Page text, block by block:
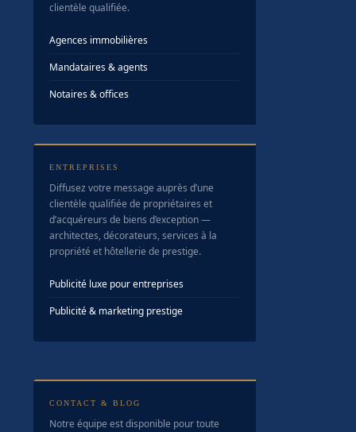
clientèle qualifiée.
Agences immobilières
Mandataires & agents
Notaires & offices
ENTREPRISES
Diffusez votre message auprès d’une
clientèle qualifiée de propriétaires et
d’acquéreurs de biens d’exception —
architectes, décorateurs, services à la
propriété et hôtellerie de prestige.
Publicité luxe pour entreprises
Publicité & marketing prestige
CONTACT & BLOG
Notre équipe est disponible pour toute